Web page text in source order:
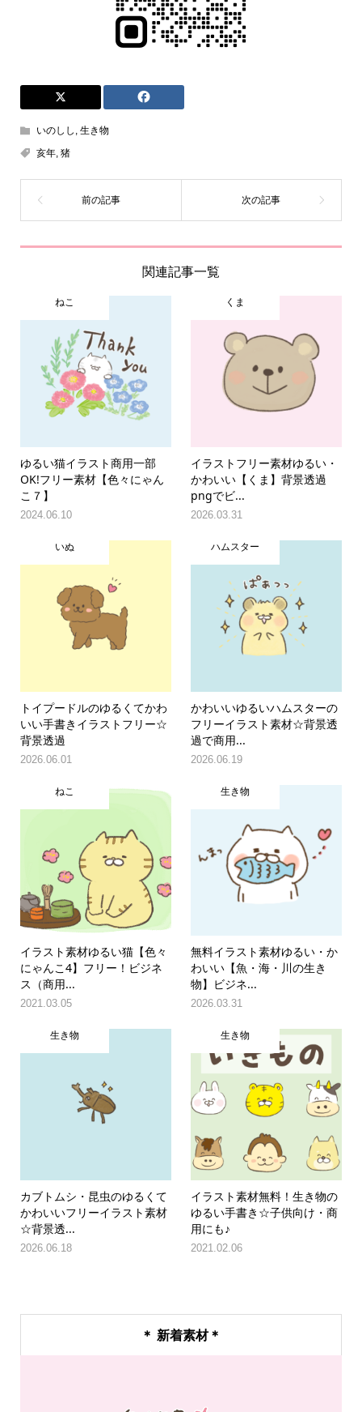
いのしし , 生き物
亥年, 猪
関連記事一覧
ねこ
ゆるい猫イラスト商用一部
OK!フリー素材【色々にゃん
こ７】
2024.06.10
くま
イラストフリー素材ゆるい・
かわいい【くま】背景透過
pngでビ...
2026.03.31
いぬ
トイプードルのゆるくてかわ
いい手書きイラストフリー☆
背景透過
2026.06.01
ハムスター
かわいいゆるいハムスターの
フリーイラスト素材☆背景透
過で商用...
2026.06.19
ねこ
イラスト素材ゆるい猫【色々
にゃんこ4】フリー！ビジネ
ス（商用...
2021.03.05
生き物
無料イラスト素材ゆるい・か
わいい【魚・海・川の生き
物】ビジネ...
2026.03.31
生き物
カブトムシ・昆虫のゆるくて
かわいいフリーイラスト素材
☆背景透...
2026.06.18
生き物
イラスト素材無料！生き物の
ゆるい手書き☆子供向け・商
用にも♪
2021.02.06
＊ 新着素材＊